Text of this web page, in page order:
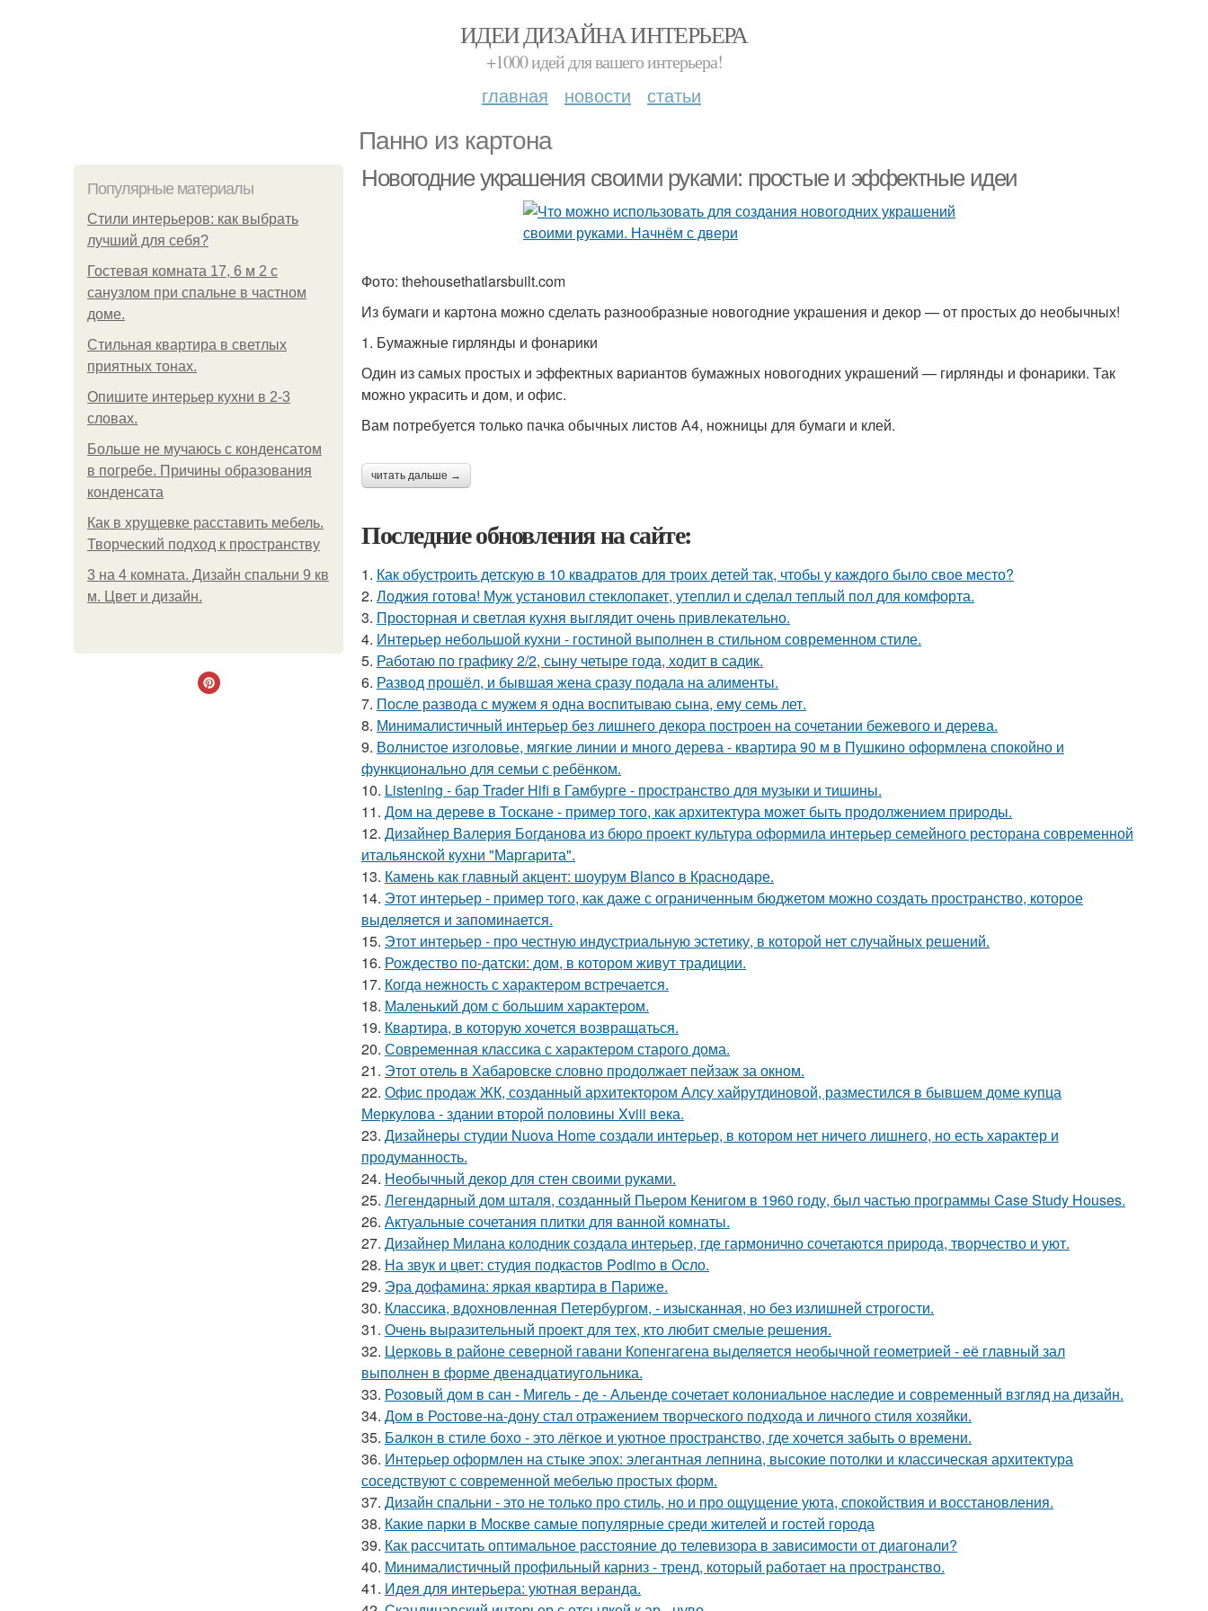
ИДЕИ ДИЗАЙНА ИНТЕРЬЕРА
+1000 идей для вашего интерьера!
главная новости статьи
Панно из картона
Популярные материалы
Стили интерьеров: как выбрать
лучший для себя?
Гостевая комната 17, 6 м 2 с
санузлом при спальне в частном
доме.
Стильная квартира в светлых
приятных тонах.
Опишите интерьер кухни в 2-3
словах.
Больше не мучаюсь с конденсатом
в погребе. Причины образования
конденсата
Как в хрущевке расставить мебель.
Творческий подход к пространству
3 на 4 комната. Дизайн спальни 9 кв
м. Цвет и дизайн.
Новогодние украшения своими руками: простые и эффектные идеи
Фото: thehousethatlarsbuilt.com
Из бумаги и картона можно сделать разнообразные новогодние украшения и декор — от простых до необычных!
1. Бумажные гирлянды и фонарики
Один из самых простых и эффектных вариантов бумажных новогодних украшений — гирлянды и фонарики. Так
можно украсить и дом, и офис.
Вам потребуется только пачка обычных листов А4, ножницы для бумаги и клей.
читать дальше →
Последние обновления на сайте:
1. Как обустроить детскую в 10 квадратов для троих детей так, чтобы у каждого было свое место?
2. Лоджия готова! Муж установил стеклопакет, утеплил и сделал теплый пол для комфорта.
3. Просторная и светлая кухня выглядит очень привлекательно.
4. Интерьер небольшой кухни - гостиной выполнен в стильном современном стиле.
5. Работаю по графику 2/2, сыну четыре года, ходит в садик.
6. Развод прошёл, и бывшая жена сразу подала на алименты.
7. После развода с мужем я одна воспитываю сына, ему семь лет.
8. Минималистичный интерьер без лишнего декора построен на сочетании бежевого и дерева.
9. Волнистое изголовье, мягкие линии и много дерева - квартира 90 м в Пушкино оформлена спокойно и
функционально для семьи с ребёнком.
10. Listening - бар Trader Hifi в Гамбурге - пространство для музыки и тишины.
11. Дом на дереве в Тоскане - пример того, как архитектура может быть продолжением природы.
12. Дизайнер Валерия Богданова из бюро проект культура оформила интерьер семейного ресторана современной
итальянской кухни "Маргарита".
13. Камень как главный акцент: шоурум Blanco в Краснодаре.
14. Этот интерьер - пример того, как даже с ограниченным бюджетом можно создать пространство, которое
выделяется и запоминается.
15. Этот интерьер - про честную индустриальную эстетику, в которой нет случайных решений.
16. Рождество по-датски: дом, в котором живут традиции.
17. Когда нежность с характером встречается.
18. Маленький дом с большим характером.
19. Квартира, в которую хочется возвращаться.
20. Современная классика с характером старого дома.
21. Этот отель в Хабаровске словно продолжает пейзаж за окном.
22. Офис продаж ЖК, созданный архитектором Алсу хайрутдиновой, разместился в бывшем доме купца
Меркулова - здании второй половины Xviii века.
23. Дизайнеры студии Nuova Home создали интерьер, в котором нет ничего лишнего, но есть характер и
продуманность.
24. Необычный декор для стен своими руками.
25. Легендарный дом шталя, созданный Пьером Кенигом в 1960 году, был частью программы Case Study Houses.
26. Актуальные сочетания плитки для ванной комнаты.
27. Дизайнер Милана колодник создала интерьер, где гармонично сочетаются природа, творчество и уют.
28. На звук и цвет: студия подкастов Podimo в Осло.
29. Эра дофамина: яркая квартира в Париже.
30. Классика, вдохновленная Петербургом, - изысканная, но без излишней строгости.
31. Очень выразительный проект для тех, кто любит смелые решения.
32. Церковь в районе северной гавани Копенгагена выделяется необычной геометрией - её главный зал
выполнен в форме двенадцатиугольника.
33. Розовый дом в сан - Мигель - де - Альенде сочетает колониальное наследие и современный взгляд на дизайн.
34. Дом в Ростове-на-дону стал отражением творческого подхода и личного стиля хозяйки.
35. Балкон в стиле бохо - это лёгкое и уютное пространство, где хочется забыть о времени.
36. Интерьер оформлен на стыке эпох: элегантная лепнина, высокие потолки и классическая архитектура
соседствуют с современной мебелью простых форм.
37. Дизайн спальни - это не только про стиль, но и про ощущение уюта, спокойствия и восстановления.
38. Какие парки в Москве самые популярные среди жителей и гостей города
39. Как рассчитать оптимальное расстояние до телевизора в зависимости от диагонали?
40. Минималистичный профильный карниз - тренд, который работает на пространство.
41. Идея для интерьера: уютная веранда.